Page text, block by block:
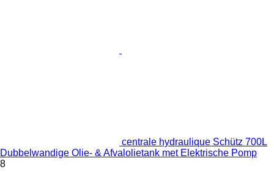
centrale hydraulique Schütz 700L
Dubbelwandige Olie- & Afvalolietank met Elektrische Pomp
8